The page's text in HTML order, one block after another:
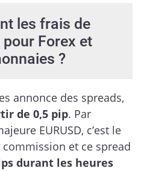
les frais de
Forex et
?
annonce des spreads,
de 0,5 pip. Par
EURUSD, c’est le
et ce spread
durant les heures